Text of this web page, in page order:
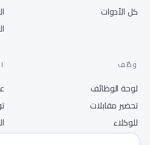
كل الأدوات
وظّف
لوحة الوظائف
تحضير مقابلات
للوكلاء
انشر وظيفة